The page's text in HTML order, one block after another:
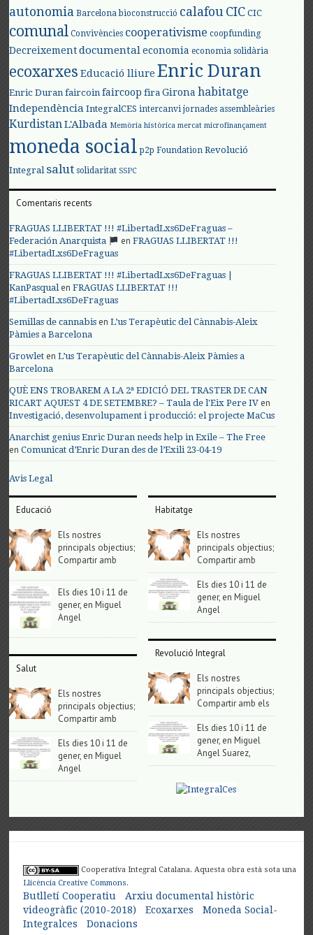
autonomia Barcelona bioconstrucció calafouCIC CIC
comunal Convivències cooperativisme coopfunding
Decreixement documental economia economia solidària
ecoxarxes Educació lliure Enric Duran
Enric Duran faircoin faircoop fira Girona habitatge
Independència IntegralCES intercanvi jornades assembleàries
KurdistanL'Albada Memòria històrica mercat microfinançament
moneda social p2p Foundation Revolució
Integral salut solidaritat SSPC
Comentaris recents
FRAGUAS LLIBERTAT !!! #LibertadLxs6DeFraguas –
Federación Anarquista
enFRAGUAS LLIBERTAT !!!
#LibertadLxs6DeFraguas
FRAGUAS LLIBERTAT !!! #LibertadLxs6DeFraguas |
KanPasqualenFRAGUAS LLIBERTAT !!!
#LibertadLxs6DeFraguas
Semillas de cannabis enL’us Terapèutic del Cànnabis-Aleix
Pàmies a Barcelona
Growlet enL’us Terapèutic del Cànnabis-Aleix Pàmies a
Barcelona
QUÈ ENS TROBAREM A LA 2ª EDICIÓ DEL TRASTER DE CAN
RICART AQUEST 4 DE SETEMBRE? – Taula de l'Eix Pere IV en
Investigació, desenvolupament i producció: el projecte MaCus
Anarchist genius Enric Duran needs help in Exile – The Free
enComunicat d’Enric Duran des de l’Exili 23-04-19
Avis Legal
Educació
Els nostres
principals objectius;
Compartir amb
Els dies 10 i 11 de
gener, en Miguel
Angel
Salut
Els nostres
principals objectius;
Compartir amb
Els dies 10 i 11 de
gener, en Miguel
Angel
Habitatge
Els nostres
principals objectius;
Compartir amb
Els dies 10 i 11 de
gener, en Miguel
Angel
Revolució Integral
Els nostres
principals objectius;
Compartir amb els
Els dies 10 i 11 de
gener, en Miguel
Angel Suarez,
Cooperativa Integral Catalana. Aquesta obra està sota una
Llicència Creative Commons.
Butlletí Cooperatiu
Arxiu documental històric
videogràfic (2010-2018)
Ecoxarxes
Moneda Social-
Integralces
Donacions